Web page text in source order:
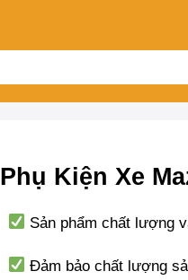
Phụ Kiện Xe
Sản phẩm chất lượng
Đảm bảo chất lượng